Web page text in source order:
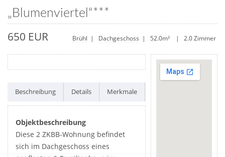
„Blumenviertel“***
650 EUR Brühl | Dachgeschoss | 52.0m² | 2.0 Zimmer
Beschreibung Details Merkmale
Objektbeschreibung
Diese 2 ZKBB-Wohnung befindet
sich im Dachgeschoss eines